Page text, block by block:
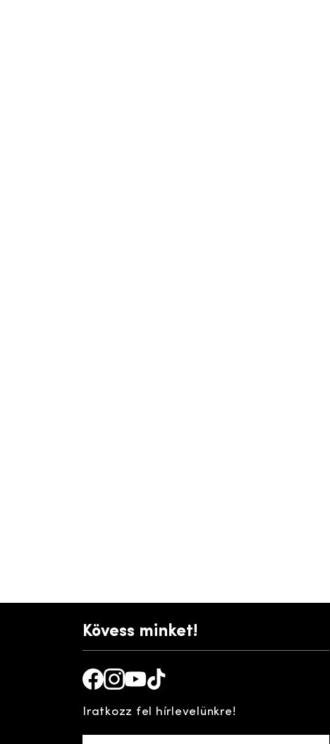
Kövess minket!
Iratkozz fel hírlevelünkre!